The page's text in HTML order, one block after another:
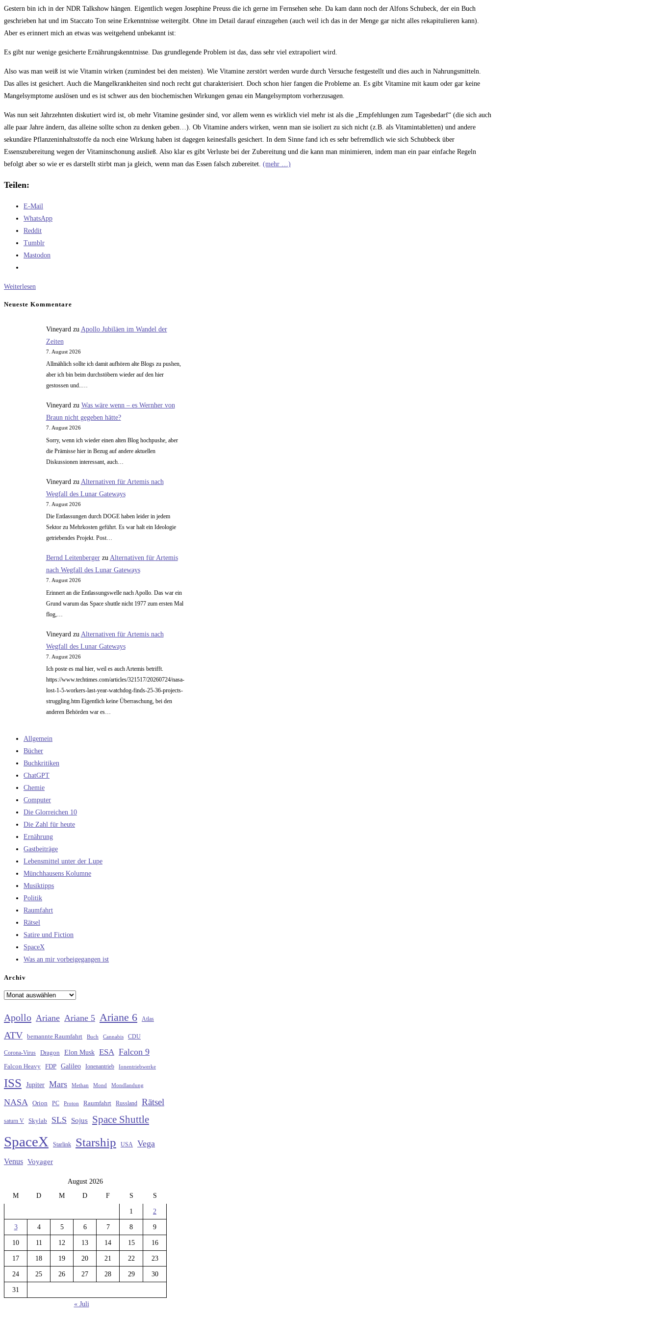
Gestern bin ich in der NDR Talkshow hängen. Eigentlich wegen Josephine Preuss die ich gerne im Fernsehen sehe. Da kam dann noch der Alfons Schubeck, der ein Buch
geschrieben hat und im Staccato Ton seine Erkenntnisse weitergibt. Ohne im Detail darauf einzugehen (auch weil ich das in der Menge gar nicht alles rekapitulieren kann).
Aber es erinnert mich an etwas was weitgehend unbekannt ist:
Es gibt nur wenige gesicherte Ernährungskenntnisse. Das grundlegende Problem ist das, dass sehr viel extrapoliert wird.
Also was man weiß ist wie Vitamin wirken (zumindest bei den meisten). Wie Vitamine zerstört werden wurde durch Versuche festgestellt und dies auch in Nahrungsmitteln.
Das alles ist gesichert. Auch die Mangelkrankheiten sind noch recht gut charakterisiert. Doch schon hier fangen die Probleme an. Es gibt Vitamine mit kaum oder gar keine
Mangelsymptome auslösen und es ist schwer aus den biochemischen Wirkungen genau ein Mangelsymptom vorherzusagen.
Was nun seit Jahrzehnten diskutiert wird ist, ob mehr Vitamine gesünder sind, vor allem wenn es wirklich viel mehr ist als die „Empfehlungen zum Tagesbedarf“ (die sich auch
alle paar Jahre ändern, das alleine sollte schon zu denken geben…). Ob Vitamine anders wirken, wenn man sie isoliert zu sich nicht (z.B. als Vitamintabletten) und andere
sekundäre Pflanzeninhaltsstoffe da noch eine Wirkung haben ist dagegen keinesfalls gesichert. In dem Sinne fand ich es sehr befremdlich wie sich Schubbeck über
Essenszubereitung wegen der Vitaminschonung ausließ. Also klar es gibt Verluste bei der Zubereitung und die kann man minimieren, indem man ein paar einfache Regeln
befolgt aber so wie er es darstellt stirbt man ja gleich, wenn man das Essen falsch zubereitet. (mehr …)
Teilen:
E-Mail
WhatsApp
Reddit
Tumblr
Mastodon
Weiterlesen
gesicherte
Neueste Kommentare
Vineyard zu Apollo Jubiläen im Wandel der
Zeiten
7. August 2026
Allmählich sollte ich damit aufhören alte Blogs zu pushen,
aber ich bin beim durchstöbern wieder auf den hier
gestossen und..…
Vineyardzu Was wäre wenn – es Wernher von
Braun nicht gegeben hätte?
7. August 2026
Sorry, wenn ich wieder einen alten Blog hochpushe, aber
die Prämisse hier in Bezug auf andere aktuellen
Diskussionen interessant, auch…
Vineyard zu Alternativen für Artemis nach
Wegfall des Lunar Gateways
7. August 2026
Die Entlassungen durch DOGE haben leider in jedem
Sektor zu Mehrkosten geführt. Es war halt ein Ideologie
getriebendes Projekt. Post…
Bernd Leitenbergerzu Alternativen für Artemis
nach Wegfall des Lunar Gateways
7. August 2026
Erinnert an die Entlassungswelle nach Apollo. Das war ein
Grund warum das Space shuttle nicht 1977 zum ersten Mal
flog,…
Vineyard zu Alternativen für Artemis nach
Wegfall des Lunar Gateways
7. August 2026
Ich poste es mal hier, weil es auch Artemis betrifft.
https://www.techtimes.com/articles/321517/20260724/nasa-
lost-1-5-workers-last-year-watchdog-finds-25-36-projects-
struggling.htm Eigentlich keine Überraschung, bei den
anderen Behörden war es…
Allgemein
Bücher
Buchkritiken
ChatGPT
Chemie
Computer
Die Glorreichen 10
Die Zahl für heute
Ernährung
Gastbeiträge
Lebensmittel unter der Lupe
Münchhausens Kolumne
Musiktipps
Politik
Raumfahrt
Rätsel
Satire und Fiction
SpaceX
Was an mir vorbeigegangen ist
Archiv
Archiv
Apollo Ariane Ariane 5 Ariane 6 Atlas
ATV bemannte Raumfahrt Buch Cannabis CDU
Corona-Virus Dragon Elon Musk ESA Falcon 9
Falcon Heavy FDP Galileo Ionenantrieb Ionentriebwerke
ISS Jupiter Mars Methan Mond Mondlandung
NASA Orion PC Proton Raumfahrt Russland Rätsel
saturn V Skylab SLS Sojus Space Shuttle
SpaceX Starlink Starship USA Vega
Venus Voyager
August 2026
M
D M D F S S
1 2
3 4 5 6 7 8 9
10 11 12 13 14 15 16
17 18 19 20 21 22 23
24 25 26 27 28 29 30
31
« Juli